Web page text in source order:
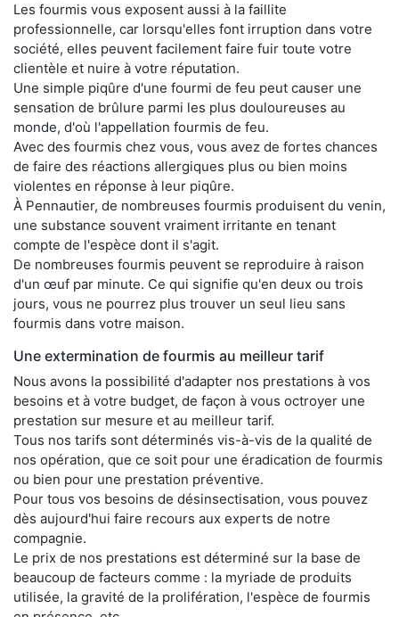
Les fourmis vous exposent aussi à la faillite
professionnelle, car lorsqu'elles font irruption dans votre
société, elles peuvent facilement faire fuir toute votre
clientèle et nuire à votre réputation.
Une simple piqûre d'une fourmi de feu peut causer une
sensation de brûlure parmi les plus douloureuses au
monde, d'où l'appellation fourmis de feu.
Avec des fourmis chez vous, vous avez de fortes chances
de faire des réactions allergiques plus ou bien moins
violentes en réponse à leur piqûre.
À Pennautier, de nombreuses fourmis produisent du venin,
une substance souvent vraiment irritante en tenant
compte de l'espèce dont il s'agit.
De nombreuses fourmis peuvent se reproduire à raison
d'un œuf par minute. Ce qui signifie qu'en deux ou trois
jours, vous ne pourrez plus trouver un seul lieu sans
fourmis dans votre maison.
Une extermination de fourmis au meilleur tarif
Nous avons la possibilité d'adapter nos prestations à vos
besoins et à votre budget, de façon à vous octroyer une
prestation sur mesure et au meilleur tarif.
Tous nos tarifs sont déterminés vis-à-vis de la qualité de
nos opération, que ce soit pour une éradication de fourmis
ou bien pour une prestation préventive.
Pour tous vos besoins de désinsectisation, vous pouvez
dès aujourd'hui faire recours aux experts de notre
compagnie.
Le prix de nos prestations est déterminé sur la base de
beaucoup de facteurs comme : la myriade de produits
utilisée, la gravité de la prolifération, l'espèce de fourmis